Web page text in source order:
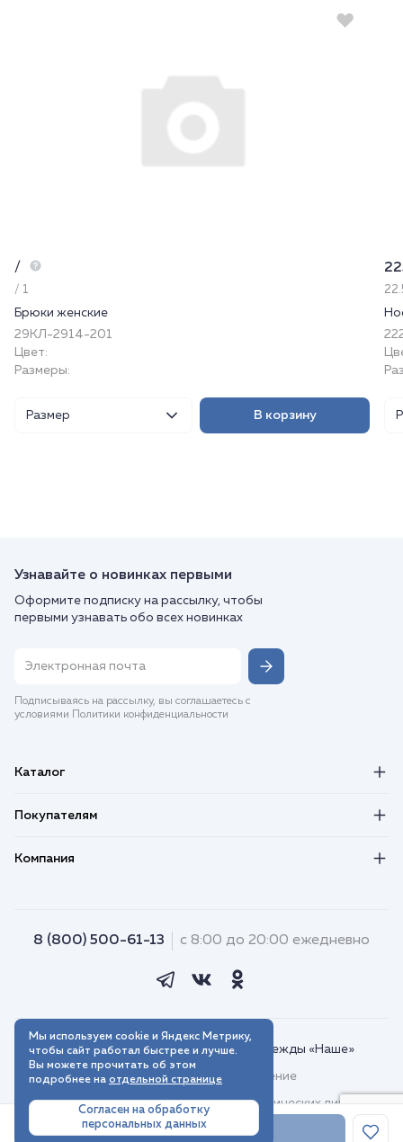
В корзину
/
/ 1
Брюки женские
29КЛ-2914-201
Цвет:
Размеры:
Размер В корзину
Узнавайте о новинках первыми
Оформите подписку на рассылку, чтобы
первыми узнавать обо всех новинках
Подписываясь на рассылку, вы соглашаетесь с
условиями Политики конфиденциальности
Каталог
Покупателям
Компания
8 (800) 500-61-13 с 8:00 до 20:00 ежедневно
© 2018–2026. Интернет-магазин одежды «Наше»
Пользовательское соглашение
Договор присоединения для юридических лиц
Политика обработки персональных данных
Мы используем cookie и Яндекс Метрику,
чтобы сайт работал быстрее и лучше.
Вы можете прочитать об этом
подробнее на отдельной странице
Согласен на обработку
персональных данных